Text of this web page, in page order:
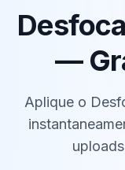
—
Aplique o